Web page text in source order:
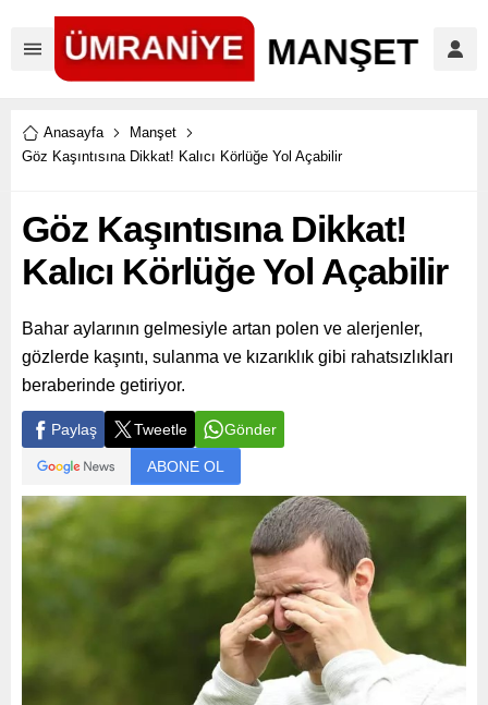
Anasayfa
Manşet
Göz Kaşıntısına Dikkat! Kalıcı Körlüğe Yol Açabilir
Göz Kaşıntısına Dikkat!
Kalıcı Körlüğe Yol Açabilir
Bahar aylarının gelmesiyle artan polen ve alerjenler,
gözlerde kaşıntı, sulanma ve kızarıklık gibi rahatsızlıkları
beraberinde getiriyor.
Paylaş Tweetle Gönder
ABONE OL